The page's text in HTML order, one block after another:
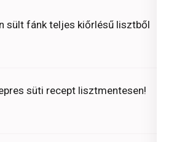
sült fánk teljes kiőrlésű lisztből
süti recept lisztmentesen!